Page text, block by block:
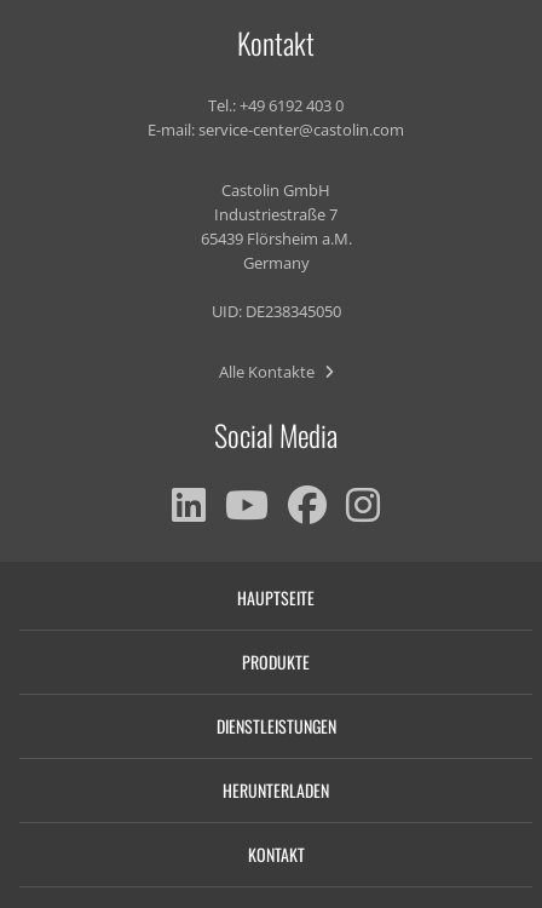
Kontakt
Tel.:+49 6192 403 0
E-mail:service-center@castolin.com
Castolin GmbH
Industriestraße 7
65439 Flörsheim a.M.
Germany
UID: DE238345050
Alle Kontakte
Social Media
HAUPTSEITE
PRODUKTE
DIENSTLEISTUNGEN
HERUNTERLADEN
KONTAKT